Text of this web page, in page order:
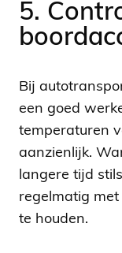
5.
Bij
een goed
temperaturen
aanzienlijk.
langere tijd
regelmatig
te houden.